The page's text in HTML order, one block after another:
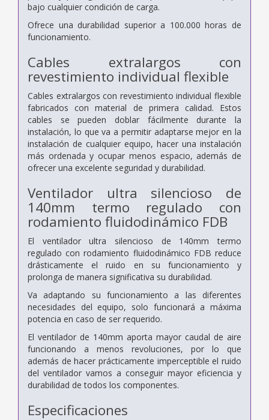
bajo cualquier condición de carga.
Ofrece una durabilidad superior a 100.000 horas de
funcionamiento.
Cables extralargos con
revestimiento individual flexible
Cables extralargos con revestimiento individual flexible
fabricados con material de primera calidad. Estos
cables se pueden doblar fácilmente durante la
instalación, lo que va a permitir adaptarse mejor en la
instalación de cualquier equipo, hacer una instalación
más ordenada y ocupar menos espacio, además de
ofrecer una excelente seguridad y durabilidad.
Ventilador ultra silencioso de
140mm termo regulado con
rodamiento fluidodinámico FDB
El ventilador ultra silencioso de 140mm termo
regulado con rodamiento fluidodinámico FDB reduce
drásticamente el ruido en su funcionamiento y
prolonga de manera significativa su durabilidad.
Va adaptando su funcionamiento a las diferentes
necesidades del equipo, solo funcionará a máxima
potencia en caso de ser requerido.
El ventilador de 140mm aporta mayor caudal de aire
funcionando a menos revoluciones, por lo que
además de hacer prácticamente imperceptible el ruido
del ventilador vamos a conseguir mayor eficiencia y
durabilidad de todos los componentes.
Especificaciones